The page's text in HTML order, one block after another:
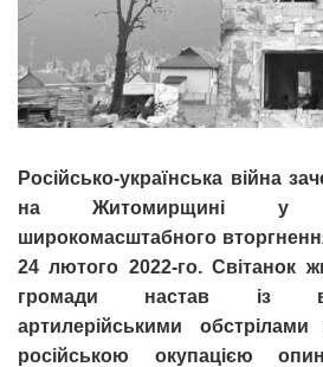
Російсько-українська війна
на Житомирщині у
широкомасштабного
24 лютого 2022-го. Світанок
громади настав із
артилерійськими
російською окупацією